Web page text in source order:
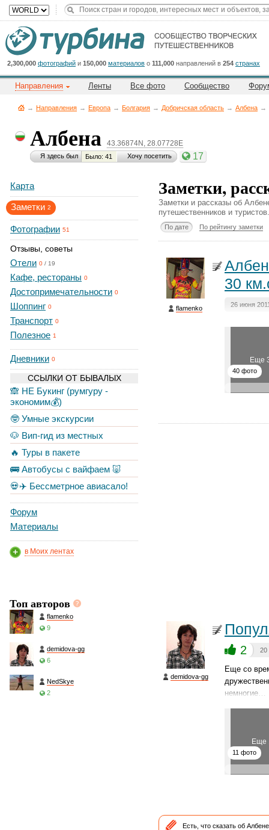
2,300,000 фотографий и 150,000 материалов о 111,000 направлений в 254 странах
Направления Ленты Все фото Сообщество
→ Направления → Европа → Болгария → Добричская область → Албена →
Албена 43.36874N, 28.07728E
Я здесь был Было: 41 Хочу посетить 17
Карта
Заметки 2
Фотографии 51
Отзывы, советы
Отели 0 / 19
Кафе, рестораны 0
Достопримечательности 0
Шоппинг 0
Транспорт 0
Полезное 1
Дневники 0
ССЫЛКИ ОТ БЫВАЛЫХ
🙈 НЕ Букинг (румгуру -
экономим💰)
🤓 Умные экскурсии
🐶 Вип-гид из местных
🔥 Туры в пакете
🚌 Автобусы с вайфаем 🐷
💀✈️ Бессметрное авиасало!
Форум
Материалы
в Моих лентах
Топ авторов
flamenko
9
demidova-gg
6
NedSkye
2
Заметки,
Заметки и рассказы об
путешественников и
По дате По рейтингу заметки
flamenko
30
26 июня
Еще
40 фото
demidova-gg
2 20
Еще со
немногие…
Еще
11 фото
Есть, что сказать об
Cейчас
на
сайте:
Title
Button